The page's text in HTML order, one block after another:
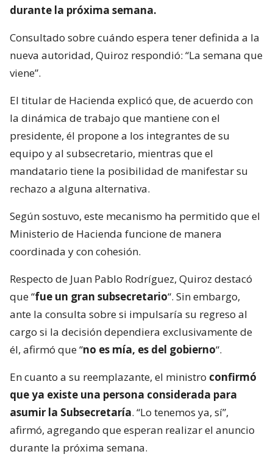
durante la próxima semana.
Consultado sobre cuándo espera tener definida a la
nueva autoridad, Quiroz respondió: “La semana que
viene”.
El titular de Hacienda explicó que, de acuerdo con
la dinámica de trabajo que mantiene con el
presidente, él propone a los integrantes de su
equipo y al subsecretario, mientras que el
mandatario tiene la posibilidad de manifestar su
rechazo a alguna alternativa.
Según sostuvo, este mecanismo ha permitido que el
Ministerio de Hacienda funcione de manera
coordinada y con cohesión.
Respecto de Juan Pablo Rodríguez, Quiroz destacó
que “fue un gran subsecretario“. Sin embargo,
ante la consulta sobre si impulsaría su regreso al
cargo si la decisión dependiera exclusivamente de
él, afirmó que “no es mía, es del gobierno“.
En cuanto a su reemplazante, el ministro confirmó
que ya existe una persona considerada para
asumir la Subsecretaría. “Lo tenemos ya, sí”,
afirmó, agregando que esperan realizar el anuncio
durante la próxima semana.